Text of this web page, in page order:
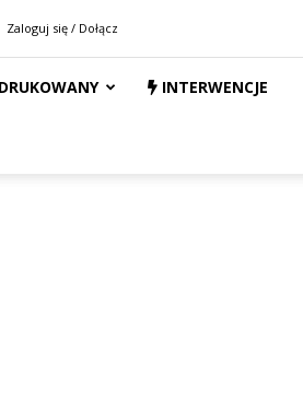
Zaloguj się / Dołącz
INTERWENCJE